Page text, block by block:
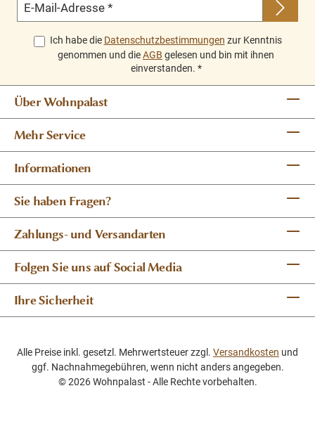
E-Mail-Adresse *
Ich habe die Datenschutzbestimmungen zur Kenntnis
genommen und dieAGB gelesen und bin mit ihnen
einverstanden. *
Über Wohnpalast
Mehr Service
Informationen
Sie haben Fragen?
Zahlungs- und Versandarten
Folgen Sie uns auf Social Media
Ihre Sicherheit
Alle Preise inkl. gesetzl. Mehrwertsteuer zzgl. Versandkosten und
ggf. Nachnahmegebühren, wenn nicht anders angegeben.
© 2026 Wohnpalast - Alle Rechte vorbehalten.